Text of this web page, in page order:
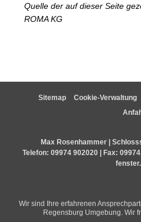
Quelle der auf dieser Seite
ROMA KG
Sitemap Cookie-Verwaltung
Max Rosenhammer |
Telefon: 09974 902020 | Fax:
Wir sind Ihre erfahrenen
Regensburg Umgebung. Wir